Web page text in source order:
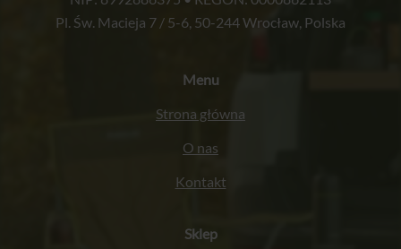
Pl. Św. Macieja 7 / 5-6, 50-244 Wrocław, Polska
Menu
Strona główna
O nas
Kontakt
Sklep